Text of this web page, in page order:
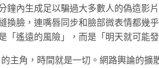
鐘內生成足以騙過大多數人的偽造影
換臉，連嘴唇同步和臉部微表情都幾
「遙遠的風險」，而是「明天就可能
主角，時間就是一切。網路輿論的